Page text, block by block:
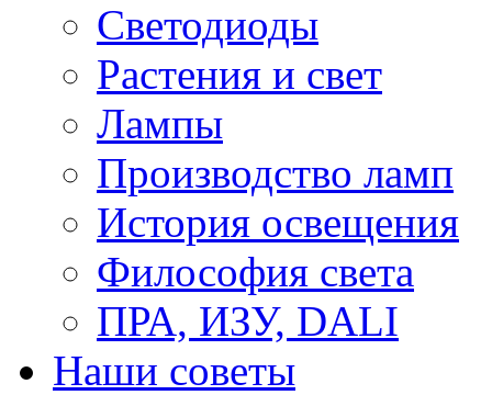
Светодиоды
Растения и свет
Лампы
Производство ламп
История освещения
Философия света
ПРА, ИЗУ, DALI
Наши советы